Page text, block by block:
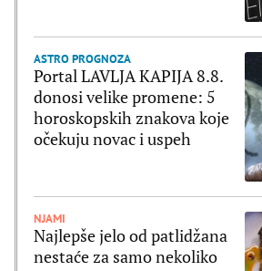
ASTRO PROGNOZA
Portal LAVLJA KAPIJA 8.8.
donosi velike promene: 5
horoskopskih znakova koje
očekuju novac i uspeh
NJAMI
Najlepše jelo od patlidžana
nestaće za samo nekoliko